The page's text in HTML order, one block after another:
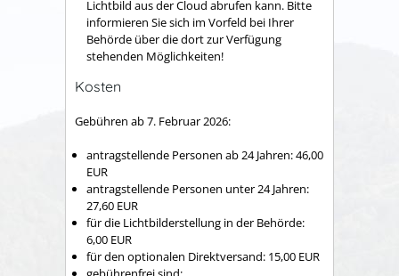
Lichtbild aus der Cloud abrufen kann. Bitte
informieren Sie sich im Vorfeld bei Ihrer
Behörde über die dort zur Verfügung
stehenden Möglichkeiten!
Kosten
Gebühren ab 7. Februar 2026:
antragstellende Personen ab 24 Jahren: 46,00
EUR
antragstellende Personen unter 24 Jahren:
27,60 EUR
für die Lichtbilderstellung in der Behörde:
6,00 EUR
für den optionalen Direktversand: 15,00 EUR